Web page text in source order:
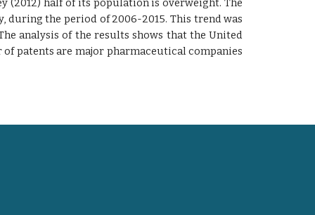
(2012) half of its population is overweight. The
the period of 2006-2015. This trend was
analysis of the results shows that the United
patents are major pharmaceutical companies